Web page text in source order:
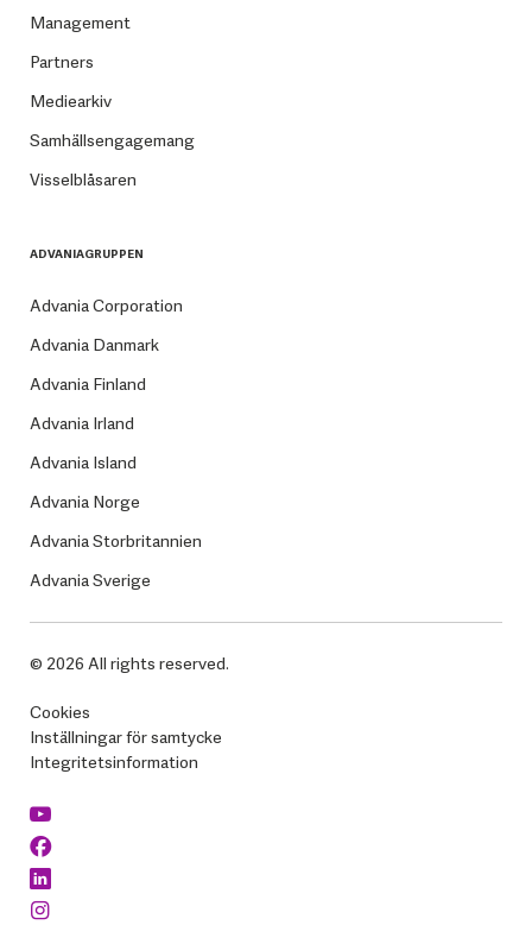
Management
Partners
Mediearkiv
Samhällsengagemang
Visselblåsaren
ADVANIAGRUPPEN
Advania Corporation
Advania Danmark
Advania Finland
Advania Irland
Advania Island
Advania Norge
Advania Storbritannien
Advania Sverige
© 2026 All rights reserved.
Cookies
Inställningar för samtycke
Integritetsinformation